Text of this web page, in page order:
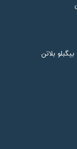
بلاتن